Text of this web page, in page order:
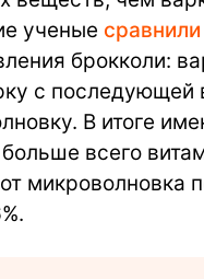
ученые сравнили
брокколи:
с последующей
В итоге
больше всего
микроволновка